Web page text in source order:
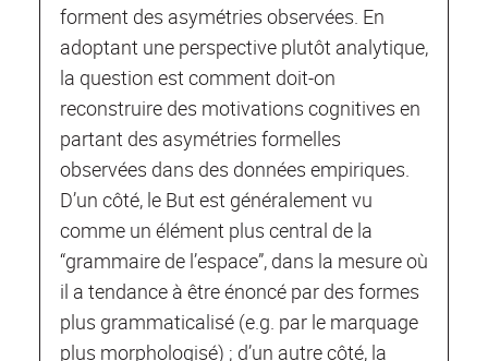
forment des asymétries observées. En
adoptant une perspective plutôt analytique,
la question est comment doit-on
reconstruire des motivations cognitives en
partant des asymétries formelles
observées dans des données empiriques.
D’un côté, le But est généralement vu
comme un élément plus central de la
“grammaire de l’espace”, dans la mesure où
il a tendance à être énoncé par des formes
plus grammaticalisé (e.g. par le marquage
plus morphologisé) ; d’un autre côté, la